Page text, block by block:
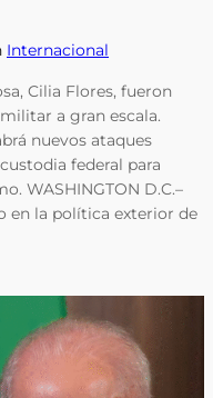
Internacional
Cilia Flores, fueron
a gran escala.
nuevos ataques
federal para
WASHINGTON D.C.–
en la política exterior de